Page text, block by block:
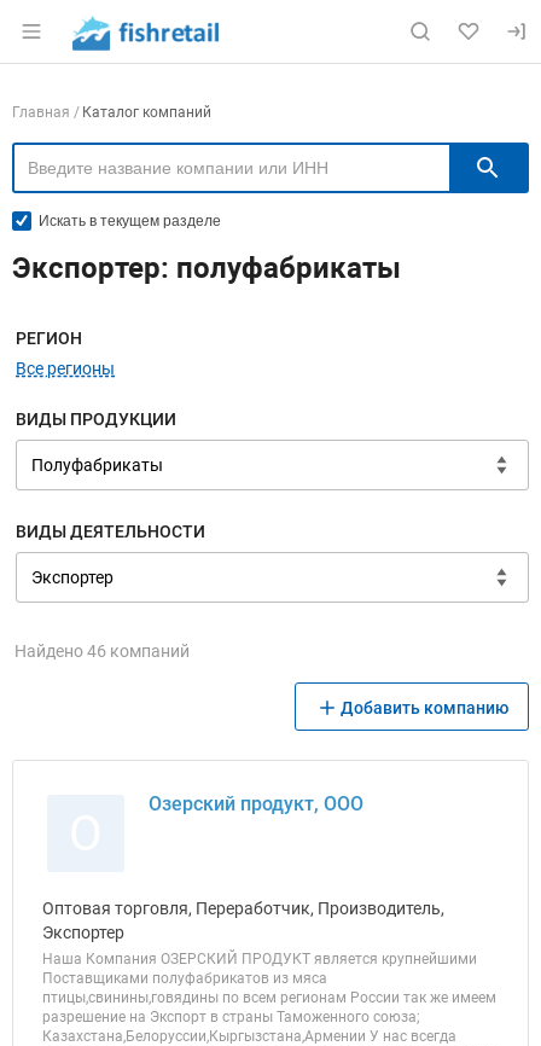
Раздел навигации по сайту fishretail.ru
Навигация по компаниям
Главная Каталог компаний
Искать в текущем разделе
Экспортер: полуфабрикаты
Меню навигации
РЕГИОН
Все регионы
ВИДЫ ПРОДУКЦИИ
ВИДЫ ДЕЯТЕЛЬНОСТИ
Найдено 46 компаний
Добавить компанию
Озерский продукт, ООО
Оптовая торговля, Переработчик, Производитель,
Экспортер
Наша Компания ОЗЕРСКИЙ ПРОДУКТ является крупнейшими
Поставщиками полуфабрикатов из мяса
птицы,свинины,говядины по всем регионам России так же имеем
разрешение на Экспорт в страны Таможенного союза;
Казахстана,Белоруссии,Кыргызстана,Армении У нас всегда